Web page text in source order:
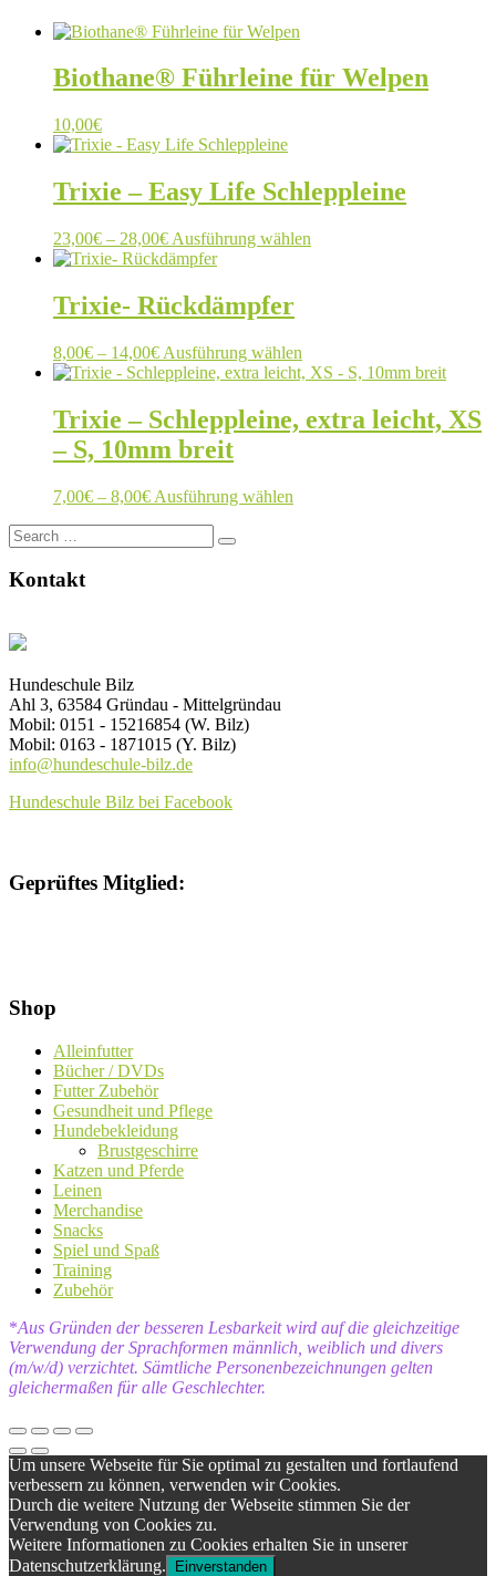
Biothane® Führleine für Welpen
10,00€
Trixie – Easy Life Schleppleine
23,00€ – 28,00€Preisspanne:
23,00€
28,00€
Ausführung wählen
Optionen
auf
der
Trixie- Rückdämpfer
8,00€ – 14,00€Preisspanne:
8,00€
14,00€
Ausführung wählen
Produkt
mehrere
Varianten
Trixie – Schleppleine, extra leicht, XS
– S, 10mm breit
7,00€ – 8,00€Preisspanne:
Ausführung wählen
Search
for:
Kontakt
Hundeschule Bilz
Ahl 3, 63584 Gründau - Mittelgründau
Mobil: 0151 - 15216854 (W. Bilz)
Mobil: 0163 - 1871015 (Y. Bilz)
info@hundeschule-bilz.de
Hundeschule Bilz bei Facebook
Geprüftes Mitglied:
Shop
Alleinfutter
Bücher / DVDs
Futter Zubehör
Gesundheit und Pflege
Hundebekleidung
Brustgeschirre
Katzen und Pferde
Leinen
Merchandise
Snacks
Spiel und Spaß
Training
Zubehör
*Aus Gründen der besseren Lesbarkeit wird auf die gleichzeitige
Verwendung der Sprachformen männlich, weiblich und divers
(m/w/d) verzichtet. Sämtliche Personenbezeichnungen gelten
gleichermaßen für alle Geschlechter.
Um unsere Webseite für Sie optimal zu gestalten und fortlaufend
verbessern zu können, verwenden wir Cookies.
Durch die weitere Nutzung der Webseite stimmen Sie der
Verwendung von Cookies zu.
Weitere Informationen zu Cookies erhalten Sie in unserer
Datenschutzerklärung.
Einverstanden